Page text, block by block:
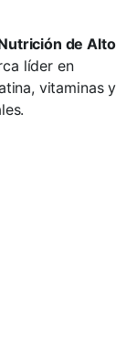
de Alto
líder en
vitaminas y